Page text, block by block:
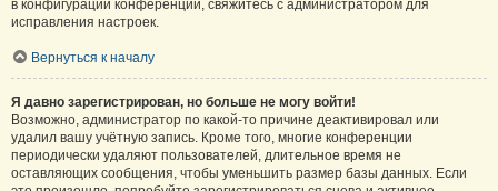
в конфигурации конференции, свяжитесь с администратором для
исправления настроек.
Вернуться к началу
Я давно зарегистрирован, но больше не могу войти!
Возможно, администратор по какой-то причине деактивировал или
удалил вашу учётную запись. Кроме того, многие конференции
периодически удаляют пользователей, длительное время не
оставляющих сообщения, чтобы уменьшить размер базы данных. Если